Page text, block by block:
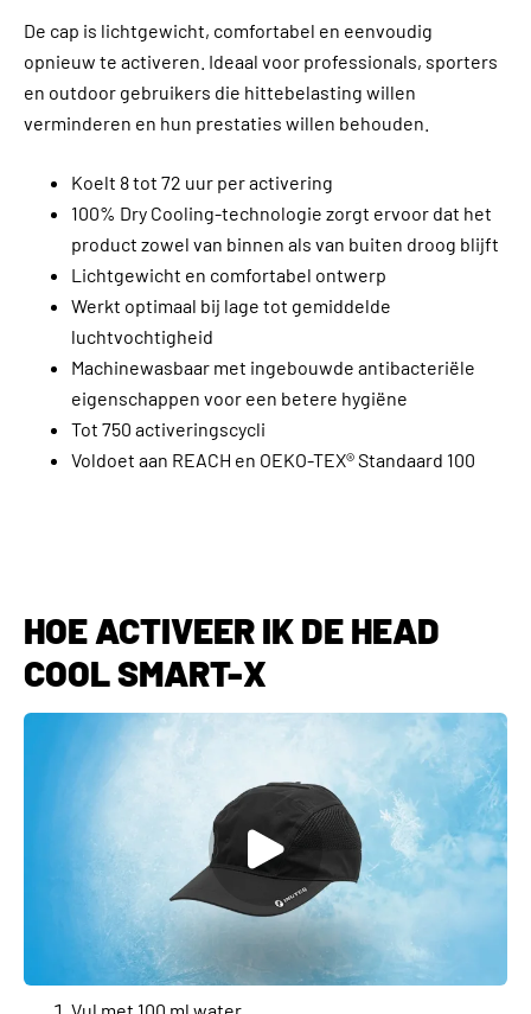
De cap is lichtgewicht, comfortabel en eenvoudig
opnieuw te activeren. Ideaal voor professionals, sporters
en outdoor gebruikers die hittebelasting willen
verminderen en hun prestaties willen behouden.
Koelt 8 tot 72 uur per activering
100% Dry Cooling-technologie zorgt ervoor dat het
product zowel van binnen als van buiten droog blijft
Lichtgewicht en comfortabel ontwerp
Werkt optimaal bij lage tot gemiddelde
luchtvochtigheid
Machinewasbaar met ingebouwde antibacteriële
eigenschappen voor een betere hygiëne
Tot 750 activeringscycli
Voldoet aan REACH en OEKO-TEX® Standaard 100
HOE ACTIVEER IK DE HEAD
COOL SMART-X
Vul met 100 ml water.